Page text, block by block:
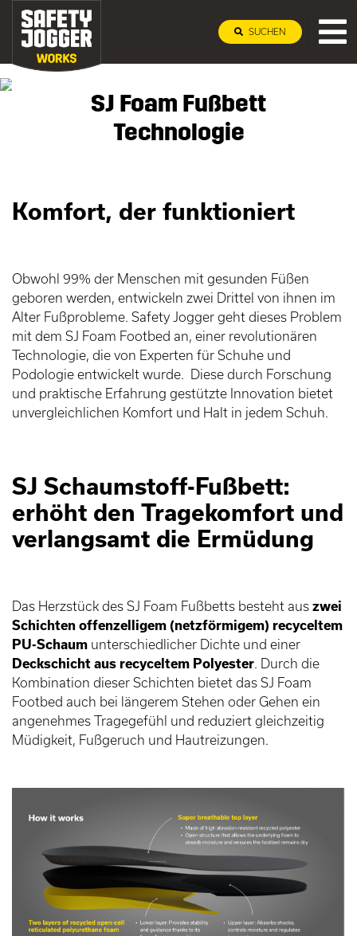
SUCHEN
SJ Foam Fußbett
Technologie
Komfort, der funktioniert
Obwohl 99% der Menschen mit gesunden Füßen
geboren werden, entwickeln zwei Drittel von ihnen im
Alter Fußprobleme. Safety Jogger geht dieses Problem
mit dem SJ Foam Footbed an, einer revolutionären
Technologie, die von Experten für Schuhe und
Podologie entwickelt wurde. Diese durch Forschung
und praktische Erfahrung gestützte Innovation bietet
unvergleichlichen Komfort und Halt in jedem Schuh.
SJ Schaumstoff-Fußbett:
erhöht den Tragekomfort und
verlangsamt die Ermüdung
Das Herzstück des SJ Foam Fußbetts besteht aus zwei
Schichten offenzelligem (netzförmigem) recyceltem
PU-Schaum unterschiedlicher Dichte und einer
Deckschicht aus recyceltem Polyester . Durch die
Kombination dieser Schichten bietet das SJ Foam
Footbed auch bei längerem Stehen oder Gehen ein
angenehmes Tragegefühl und reduziert gleichzeitig
Müdigkeit, Fußgeruch und Hautreizungen.